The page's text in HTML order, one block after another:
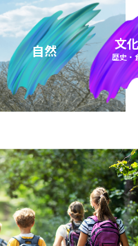
自然 文
歴史・